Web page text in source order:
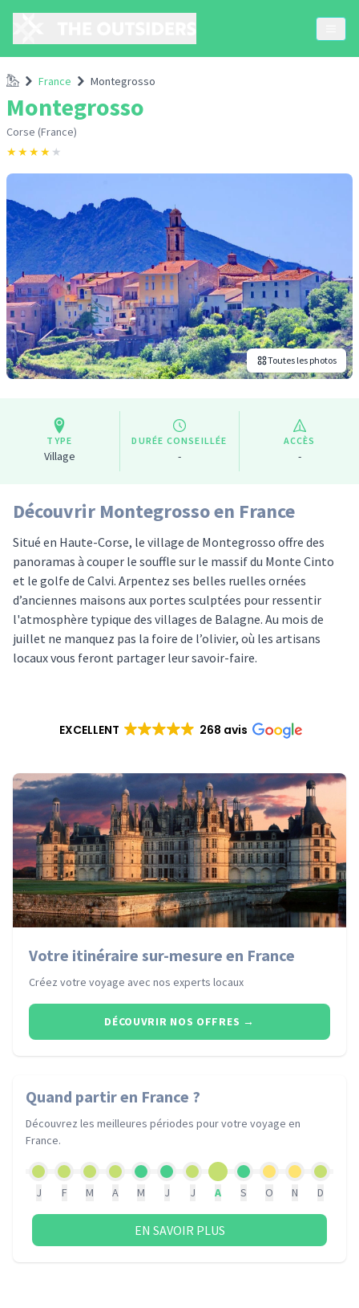
Accueil
France Montegrosso
Montegrosso
Corse (France)
★★★★ ★
Toutes les photos
TYPE
Village
DURÉE CONSEILLÉE
-
ACCÈS
-
Découvrir Montegrosso en France
Situé en Haute-Corse, le village de Montegrosso offre des
panoramas à couper le souffle sur le massif du Monte Cinto
et le golfe de Calvi. Arpentez ses belles ruelles ornées
d’anciennes maisons aux portes sculptées pour ressentir
l'atmosphère typique des villages de Balagne. Au mois de
juillet ne manquez pas la foire de l’olivier, où les artisans
locaux vous feront partager leur savoir-faire.
EXCELLENT 268 avis
Votre itinéraire sur-mesure en France
Créez votre voyage avec nos experts locaux
DÉCOUVRIR NOS OFFRES →
Quand partiren France ?
Découvrez les meilleures périodes pour votre voyage en
France.
J F M A M J J A S O N D
EN SAVOIR PLUS